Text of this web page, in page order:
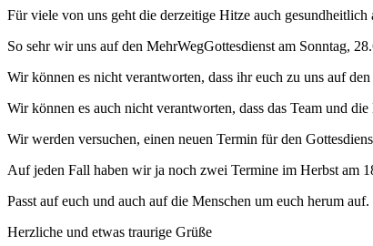
Für viele von uns geht die derzeitige Hitze auch gesundheitlich
So sehr wir uns auf den MehrWegGottesdienst am Sonntag,
Wir können es nicht verantworten, dass ihr euch zu uns auf
Wir können es auch nicht verantworten, dass das Team und
Wir werden versuchen, einen neuen Termin für den
Auf jeden Fall haben wir ja noch zwei Termine im Herbst am
Passt auf euch und auch auf die Menschen um euch herum auf.
Herzliche und etwas traurige Grüße